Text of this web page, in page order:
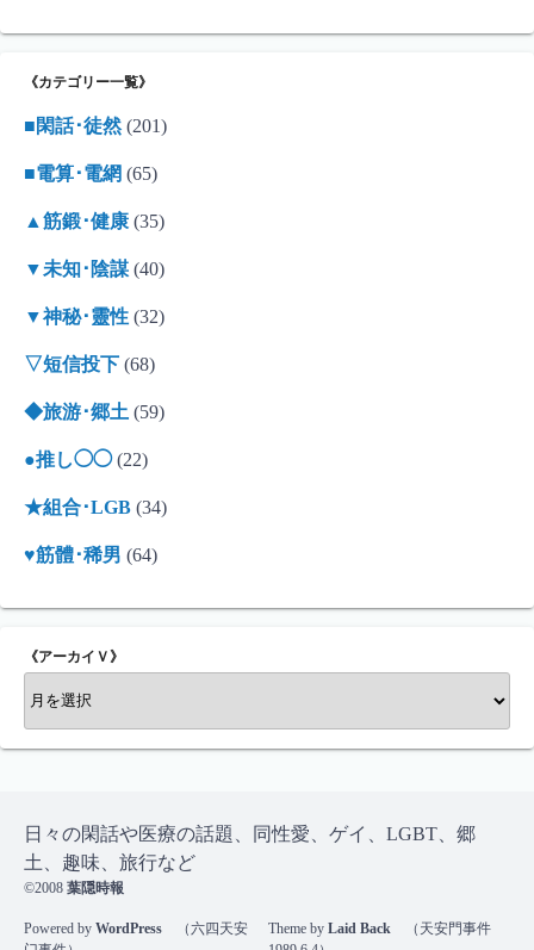
《カテゴリー一覧》
■閑話･徒然(201)
■電算･電網 (65)
▲筋鍛･健康 (35)
▼未知･陰謀 (40)
▼神秘･靈性 (32)
▽短信投下 (68)
◆旅游･郷土 (59)
●推し◯◯(22)
★組合･LGB (34)
♥筋體･稀男 (64)
《アーカイＶ》
ア
Ｖ
》
日々の閑話や医療の話題、同性愛、ゲイ、LGBT、郷
土、趣味、旅行など
©2008 葉隠時報
Powered by WordPress （六四天安
Theme by Laid Back（天安門事件